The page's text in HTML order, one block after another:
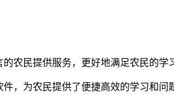
农民提供服务，更好地满足农民的学
，为农民提供了便捷高效的学习和问